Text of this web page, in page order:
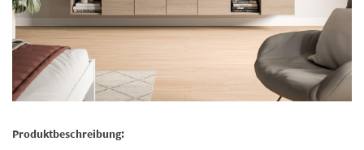
Produktbeschreibung: